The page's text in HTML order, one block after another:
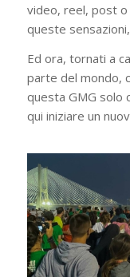
video, reel, post
queste
Ed ora, tornati a
parte del mondo,
questa GMG solo
qui iniziare un